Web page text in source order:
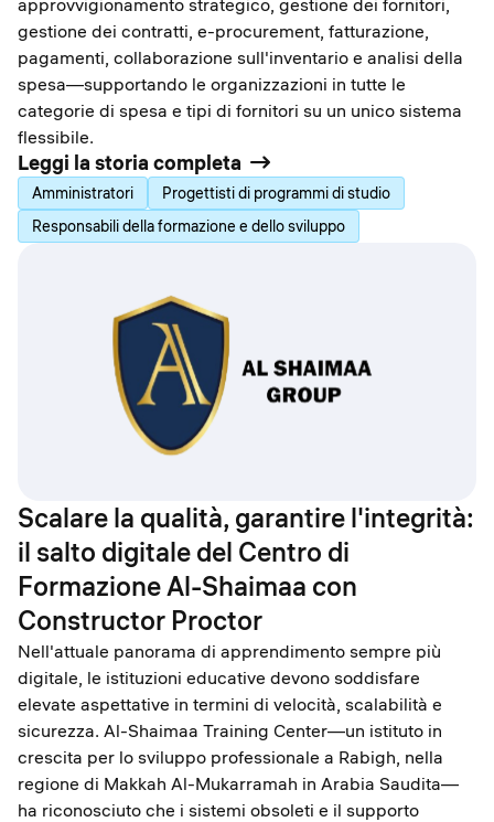
gestione dei contratti, e-procurement, fatturazione,
pagamenti, collaborazione sull'inventario e analisi della
spesa—supportando le organizzazioni in tutte le
categorie di spesa e tipi di fornitori su un unico sistema
flessibile.
Leggi la storia completa
Amministratori
Progettisti di programmi di studio
Responsabili della formazione e dello sviluppo
Scalare la qualità, garantire l'integrità:
il salto digitale del Centro di
Formazione Al-Shaimaa con
Constructor Proctor
Nell'attuale panorama di apprendimento sempre più
digitale, le istituzioni educative devono soddisfare
elevate aspettative in termini di velocità, scalabilità e
sicurezza. Al-Shaimaa Training Center—un istituto in
crescita per lo sviluppo professionale a Rabigh, nella
regione di Makkah Al-Mukarramah in Arabia Saudita—
ha riconosciuto che i sistemi obsoleti e il supporto